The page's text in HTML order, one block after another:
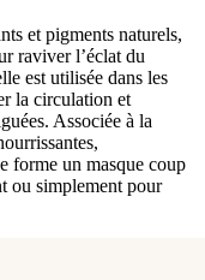
et pigments naturels,
raviver l’éclat du
est utilisée dans les
la circulation et
Associée à la
forme un masque coup
ou simplement pour